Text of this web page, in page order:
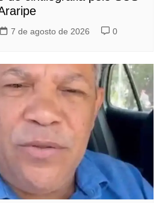
7 de agosto de 2026 0